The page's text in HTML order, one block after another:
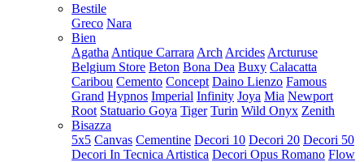
Bestile
Greco Nara
Bien
Agatha Antique Carrara Arch Arcides Arcturuse
Belgium Store Beton Bona Dea Buxy Calacatta
Caribou Cemento Concept Daino Lienzo Famous
Grand Hypnos Imperial Infinity Joya Mia Newport
Root Statuario Goya Tiger Turin Wild Onyx Zenith
Bisazza
5x5 Canvas Cementine Decori 10 Decori 20 Decori 50
Decori In Tecnica Artistica Decori Opus Romano Flow